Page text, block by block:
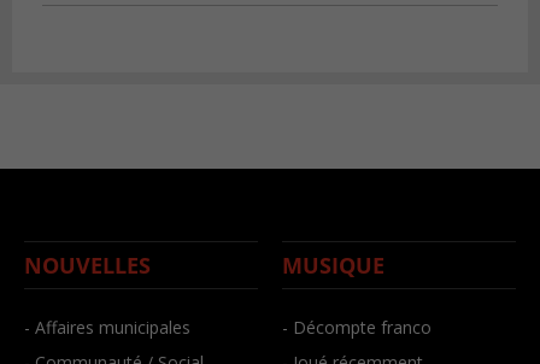
NOUVELLES
- Affaires municipales
MUSIQUE
- Décompte franco